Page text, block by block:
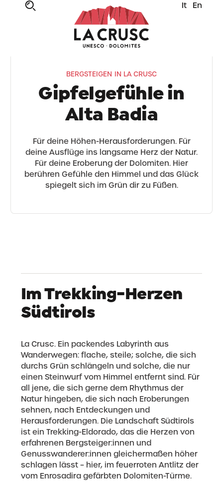
It En
BERGSTEIGEN IN LA CRUSC
Gipfelgefühle in
Alta Badia
Für deine Höhen-Herausforderungen. Für
deine Ausflüge ins langsame Herz der Natur.
Für deine Eroberung der Dolomiten. Hier
berühren Gefühle den Himmel und das Glück
spiegelt sich im Grün dir zu Füßen.
Im Trekking-Herzen
Südtirols
La Crusc. Ein packendes Labyrinth aus
Wanderwegen: flache, steile; solche, die sich
durchs Grün schlängeln und solche, die nur
einen Steinwurf vom Himmel entfernt sind. Für
all jene, die sich gerne dem Rhythmus der
Natur hingeben, die sich nach Eroberungen
sehnen, nach Entdeckungen und
Herausforderungen. Die Landschaft Südtirols
ist ein Trekking-Eldorado, das die Herzen von
erfahrenen Bergsteiger:innen und
Genusswanderer:innen gleichermaßen höher
schlagen lässt – hier, im feuerroten Antlitz der
vom Enrosadira gefärbten Dolomiten-Türme.